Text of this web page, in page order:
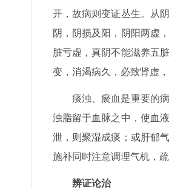
开，故病则变证丛生。从
阴，阴损及阳，阴阳两虚
脏亏虚，真阴不能滋养五
变，消渴病久，必致肾虚
痰浊、瘀血是重要的
浊脂留于血脉之中，使血
泄，则聚湿成痰；或肝郁
施补同时注意调理气机，
辨证论治